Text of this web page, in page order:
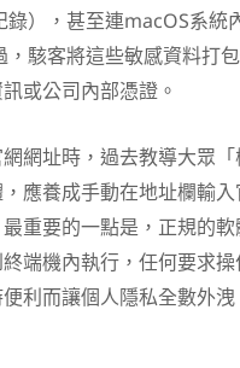
），甚至連macOS系統
，駭客將這些敏感資料打
或公司內部憑證。
網址時，過去教導大眾
應養成手動在地址欄輸
重要的一點是，正規的
端機內執行，任何要求
利而讓個人隱私全數外洩